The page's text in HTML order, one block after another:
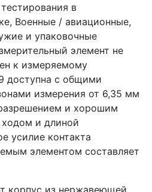
в
Военные / авиационные,
и упаковочные
элемент не
к измеряемому
доступна с общими
измерения от 6,35 мм
и хорошим
и длиной
усилие контакта
элементом составляет
корпус из нержавеющей